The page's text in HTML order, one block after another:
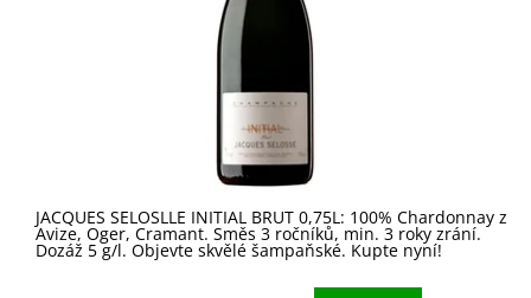
JACQUES SELOSLLE INITIAL BRUT 0,75L: 100% Chardonnay z
Avize, Oger, Cramant. Směs 3 ročníků, min. 3 roky zrání.
Dozáž 5 g/l. Objevte skvělé šampaňské. Kupte nyní!